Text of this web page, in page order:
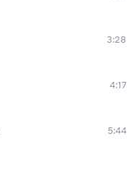
3:28
4:17
5:44